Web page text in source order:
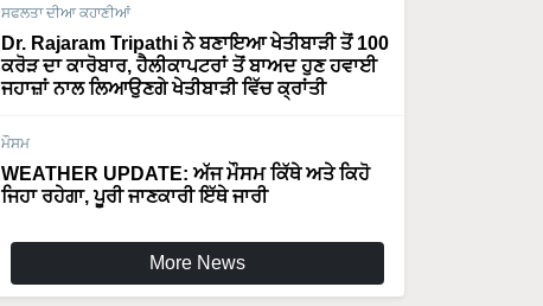
ਸਫਲਤਾ ਦੀਆ ਕਹਾਣੀਆਂ
Dr. Rajaram Tripathi ਨੇ ਬਣਾਇਆ ਖੇਤੀਬਾੜੀ ਤੋਂ 100
ਕਰੋੜ ਦਾ ਕਾਰੋਬਾਰ, ਹੈਲੀਕਾਪਟਰਾਂ ਤੋਂ ਬਾਅਦ ਹੁਣ ਹਵਾਈ
ਜਹਾਜ਼ਾਂ ਨਾਲ ਲਿਆਉਣਗੇ ਖੇਤੀਬਾੜੀ ਵਿੱਚ ਕ੍ਰਾਂਤੀ
ਮੌਸਮ
WEATHER UPDATE: ਅੱਜ ਮੌਸਮ ਕਿੱਥੇ ਅਤੇ ਕਿਹੋ
ਜਿਹਾ ਰਹੇਗਾ, ਪੂਰੀ ਜਾਣਕਾਰੀ ਇੱਥੇ ਜਾਰੀ
More News